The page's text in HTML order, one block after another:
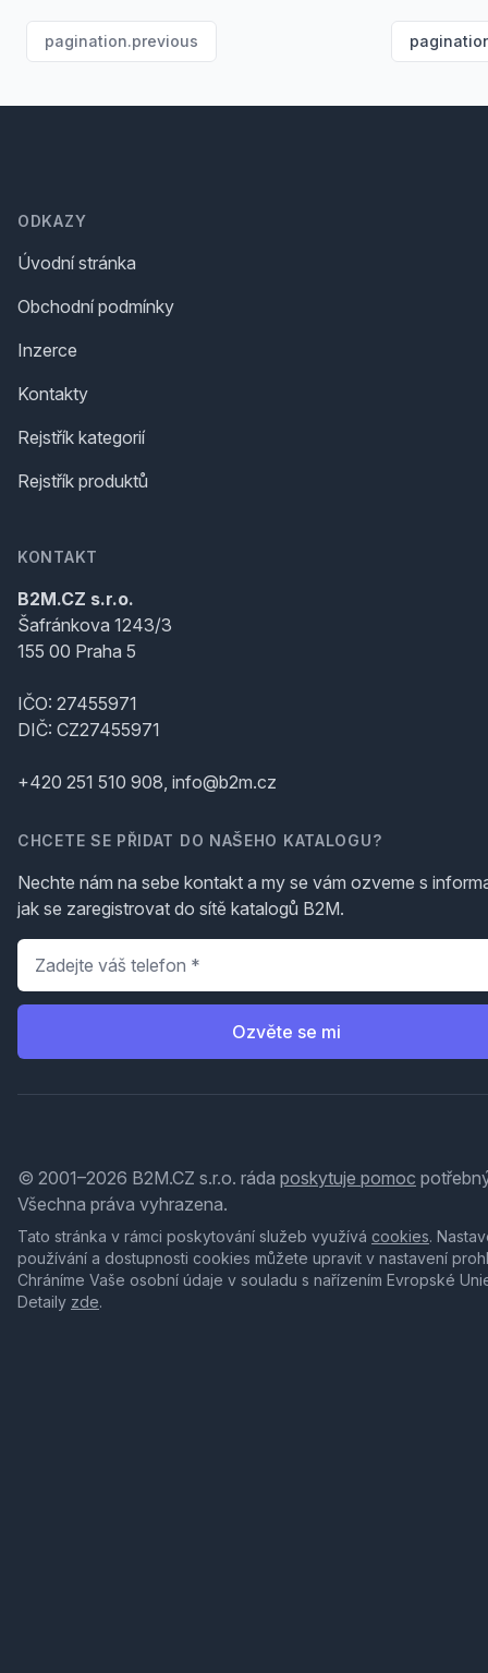
pagination.previous
ODKAZY
Úvodní stránka
Obchodní podmínky
Inzerce
Kontakty
Rejstřík kategorií
Rejstřík produktů
KONTAKT
B2M.CZ s.r.o.
Šafránkova 1243/3
155 00 Praha 5
IČO: 27455971
DIČ: CZ27455971
+420 251 510 908, info@b2m.cz
CHCETE SE PŘIDAT DO NAŠEHO KATALOGU?
Nechte nám na sebe kontakt a my se vám ozveme s
jak se zaregistrovat do sítě katalogů B2M.
Telefon
Ozvěte se mi
© 2001–2026 B2M.CZ s.r.o. ráda poskytuje pomoc
Všechna práva vyhrazena.
Tato stránka v rámci poskytování služeb využívá cookies.
používání a dostupnosti cookies můžete upravit v nastavení
Chráníme Vaše osobní údaje v souladu s nařízením Evropské
Detaily zde.